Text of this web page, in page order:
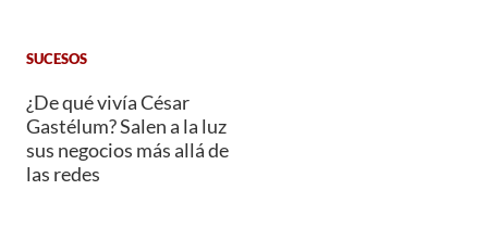
SUCESOS
¿De qué vivía César
Gastélum? Salen a la luz
sus negocios más allá de
las redes